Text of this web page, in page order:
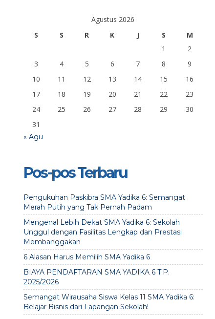
Agustus 2026
S
S R K J S
M
1
2
3
4 5 6 7 8
9
10
11 12 13 14 15
16
17
18 19 20 21 22
23
24
25 26 27 28 29
30
31
« Agu
Pos-pos Terbaru
Pengukuhan Paskibra SMA Yadika 6: Semangat
Merah Putih yang Tak Pernah Padam
Mengenal Lebih Dekat SMA Yadika 6: Sekolah
Unggul dengan Fasilitas Lengkap dan Prestasi
Membanggakan
6 Alasan Harus Memilih SMA Yadika 6
BIAYA PENDAFTARAN SMA YADIKA 6 T.P.
2025/2026
Semangat Wirausaha Siswa Kelas 11 SMA Yadika 6:
Belajar Bisnis dari Lapangan Sekolah!